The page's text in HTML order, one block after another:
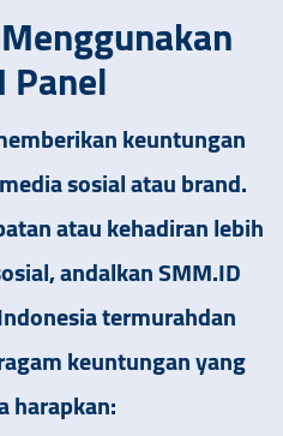
nakan
Panel
keuntungan
sosial atau brand.
atau kehadiran lebih
andalkan SMM.ID
termurahdan
keuntungan yang
harapkan: